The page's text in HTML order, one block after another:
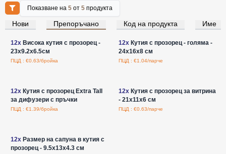
Показване на5 от5 продукта
Нови Препоръчано Код на продукта Име
Влезте за цени на едро
12xВисока кутия с прозорец -
23x9.2x6.5см
ПЦД : €0.63/бройка
Влезте за цени на едро
12xКутия с прозорец - голяма -
24х16х8 см
ПЦД : €1.04/парче
12xКутия с прозорец Extra Tall
за дифузери с пръчки
ПЦД : €1.39/бройка
12xКутия с прозорец за витрина
- 21x11x6 см
ПЦД : €0.63/парче
12xРазмер на сапуна в кутия с
прозорец - 9.5x13x4.3 см